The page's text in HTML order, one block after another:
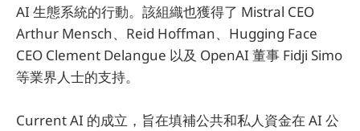
AI 生態系統的行動。該組織也獲得了 Mistral CEO
Arthur Mensch、Reid Hoffman、Hugging Face
CEO Clement Delangue 以及 OpenAI 董事 Fidji Simo
等業界人士的支持。
Current AI 的成立，旨在填補公共和私人資金在 AI 公